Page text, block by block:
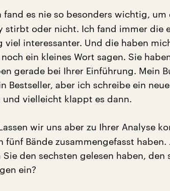
fand es nie so besonders wichtig, um
stirbt oder nicht. Ich fand immer die
viel interessanter. Und die haben
ein kleines Wort sagen. Sie
gerade bei Ihrer Einführung. Mein
Bestseller, aber ich schreibe ein
und vielleicht klappt es dann.
wir uns aber zu Ihrer Analyse
fünf Bände zusammengefasst
Sie den sechsten gelesen haben,
ein?